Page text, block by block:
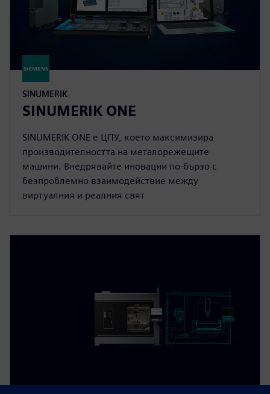
SINUMERIK
SINUMERIK ONE
SINUMERIK ONE е ЦПУ, което максимизира
производителността на металорежещите
машини. Внедрявайте иновации по-бързо с
безпроблемно взаимодействие между
виртуалния и реалния свят